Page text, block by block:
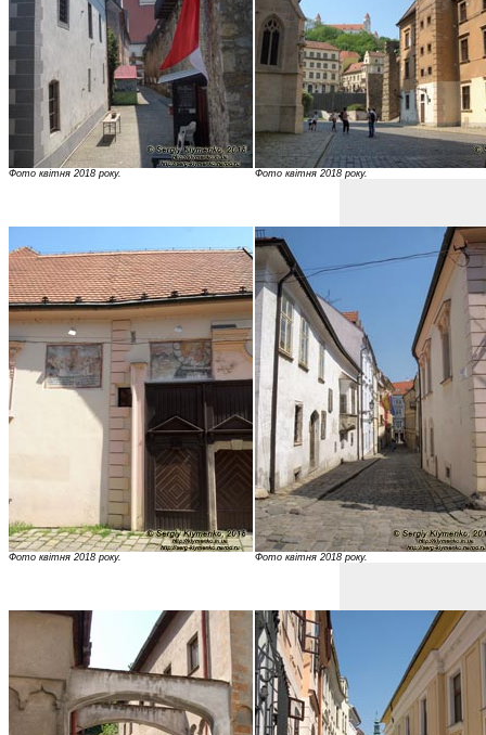
Фото квітня 2018 року. Фото квітня 2018 року.
Фото квітня 2018 року. Фото квітня 2018 року.